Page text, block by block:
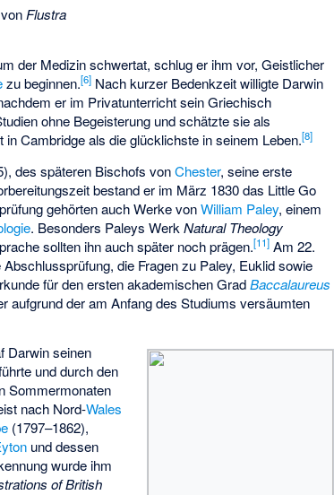
vonFlustra
der Medizin schwertat, schlug er ihm vor, Geistlicher
zu beginnen.[6] Nach kurzer Bedenkzeit willigte Darwin
er im Privatunterricht sein Griechisch
ohne Begeisterung und schätzte sie als
Cambridge als die glücklichste in seinem Leben.[8]
des späteren Bischofs vonChester, seine erste
bestand er im März 1830 das Little Go
gehörten auch Werke vonWilliam Paley, einem
. Besonders Paleys WerkNatural Theology
sollten ihn auch später noch prägen.[11] Am 22.
die Fragen zu Paley, Euklid sowie
für den ersten akademischen GradBaccalaureus
aufgrund der am Anfang des Studiums versäumten
Darwin seinen
und durch den
Sommermonaten
nach Nord-Wales
(1797–1862),
und dessen
wurde ihm
of British